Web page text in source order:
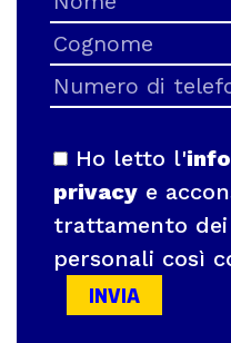
Ho letto l'
privacy e
trattamento
personali così